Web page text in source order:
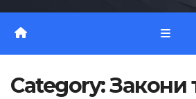
Category:Закони